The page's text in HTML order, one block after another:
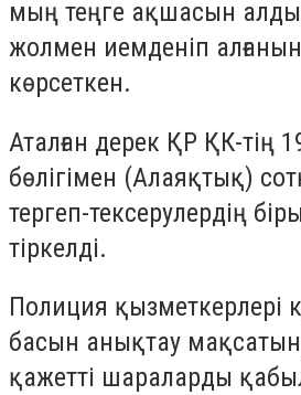
мың теңге ақшасын
жолмен иемденіп
көрсеткен.
Аталған дерек ҚР ҚК-тің
бөлігімен (Алаяқтық)
тергеп-тексерулердің
тіркелді.
Полиция қызметкерлері
басын анықтау
қажетті шараларды